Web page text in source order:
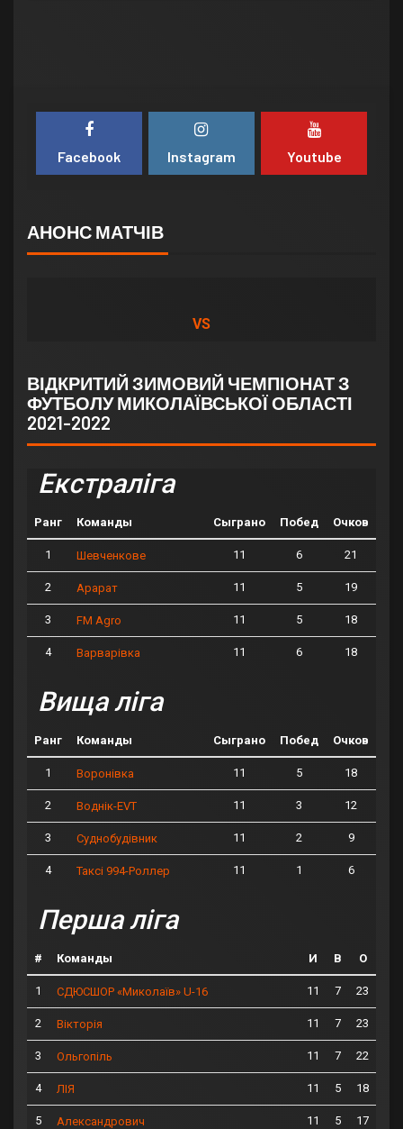
Facebook Instagram Youtube
АНОНС МАТЧІВ
VS
ВІДКРИТИЙ ЗИМОВИЙ ЧЕМПІОНАТ З
ФУТБОЛУ МИКОЛАЇВСЬКОЇ ОБЛАСТІ
2021-2022
Екстраліга
Ранг Команды Сыграно Побед Очков
1 Шевченкове 11 6 21
2 Арарат 11 5 19
3 FM Agro 11 5 18
4 Варварівка 11 6 18
Вища ліга
Ранг Команды Сыграно Побед Очков
1 Воронівка 11 5 18
2 Воднік-EVT 11 3 12
3 Суднобудівник 11 2 9
4 Таксі 994-Роллер 11 1 6
Перша ліга
# Команды И В О
1 СДЮСШОР «Миколаїв» U-16 11 7 23
2 Вікторія 11 7 23
3 Ольгопіль 11 7 22
4 ЛІЯ 11 5 18
5 Александрович 11 5 17